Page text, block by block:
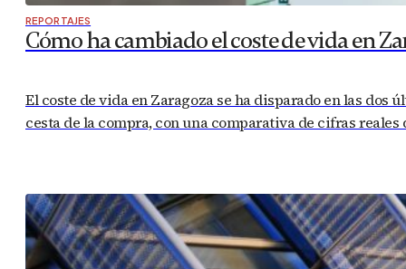
REPORTAJES
Cómo ha cambiado el coste de vida en
El coste de vida en Zaragoza se ha disparado en las
cesta de la compra, con una comparativa de cifras reales